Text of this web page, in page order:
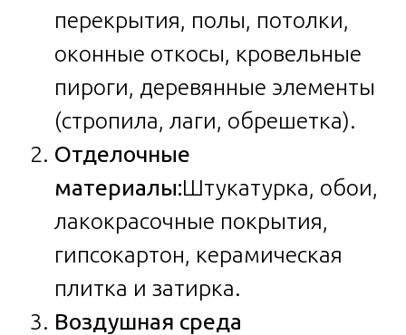
перекрытия, полы, потолки,
оконные откосы, кровельные
пироги, деревянные элементы
(стропила, лаги, обрешетка).
Отделочные
материалы:Штукатурка, обои,
лакокрасочные покрытия,
гипсокартон, керамическая
плитка и затирка.
Воздушная среда